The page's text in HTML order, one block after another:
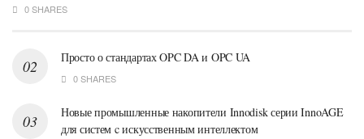
0 SHARES
Просто о стандартах OPC DA и OPC UA
0 SHARES
Новые промышленные накопители Innodisk серии InnoAGE
для систем c искусственным интеллектом